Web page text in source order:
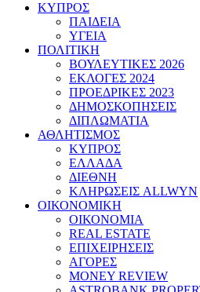
ΚΥΠΡΟΣ
ΠΑΙΔΕΙΑ
ΥΓΕΙΑ
ΠΟΛΙΤΙΚΗ
ΒΟΥΛΕΥΤΙΚΕΣ 2026
ΕΚΛΟΓΕΣ 2024
ΠΡΟΕΔΡΙΚΕΣ 2023
ΔΗΜΟΣΚΟΠΗΣΕΙΣ
ΔΙΠΛΩΜΑΤΙΑ
ΑΘΛΗΤΙΣΜΟΣ
ΚΥΠΡΟΣ
ΕΛΛΑΔΑ
ΔΙΕΘΝΗ
ΚΛΗΡΩΣΕΙΣ ALLWYN
ΟΙΚΟΝΟΜΙΚΗ
ΟΙΚΟΝΟΜΙΑ
REAL ESTATE
ΕΠΙΧΕΙΡΗΣΕΙΣ
ΑΓΟΡΕΣ
MONEY REVIEW